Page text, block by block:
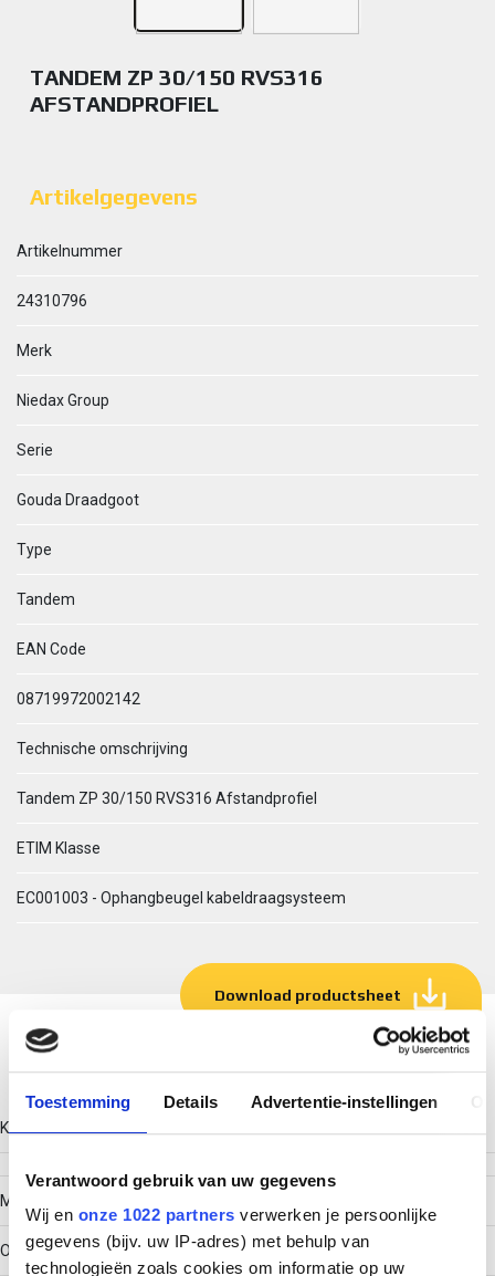
Toestemming Details Advertentie-instellingen
Verantwoord gebruik van uw gegevens
Wij en onze 1022 partners verwerken je persoonlijke
gegevens (bijv. uw IP-adres) met behulp van
technologieën zoals cookies om informatie op uw
TANDEM ZP 30/150 RVS316
AFSTANDPROFIEL
Artikelgegevens
Artikelnummer
24310796
Merk
Niedax Group
Serie
Gouda Draadgoot
Type
Tandem
EAN Code
08719972002142
Technische omschrijving
Tandem ZP 30/150 RVS316 Afstandprofiel
ETIM Klasse
EC001003 - Ophangbeugel kabeldraagsysteem
Download productsheet
Technische gegevens
Kleur
Model
Overig